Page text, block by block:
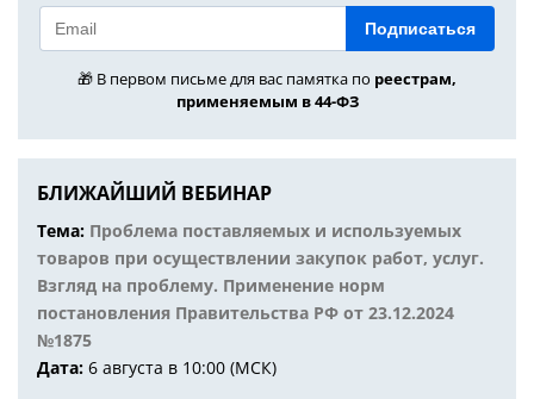
Подписаться
🎁 В первом письме для вас памятка по реестрам,
применяемым в 44-ФЗ
БЛИЖАЙШИЙ ВЕБИНАР
Тема: Проблема поставляемых и используемых
товаров при осуществлении закупок работ, услуг.
Взгляд на проблему. Применение норм
постановления Правительства РФ от 23.12.2024
№1875
Дата: 6 августа в 10:00 (МСК)